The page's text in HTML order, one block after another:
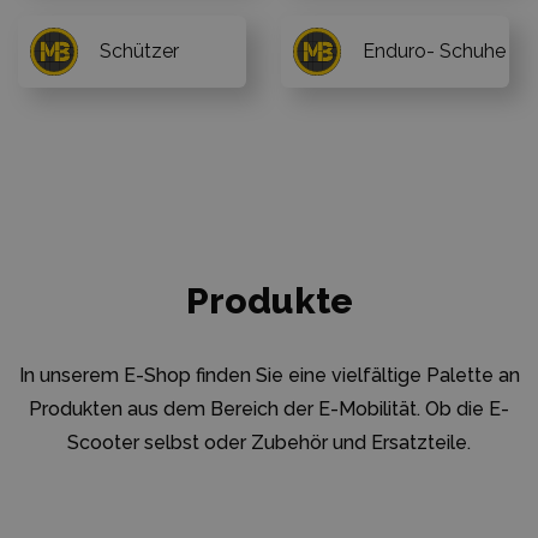
Schützer Enduro- Schuhe
Produkte
In unserem E-Shop finden Sie eine vielfältige Palette an
Produkten aus dem Bereich der E-Mobilität. Ob die E-
Scooter selbst oder Zubehör und Ersatzteile.